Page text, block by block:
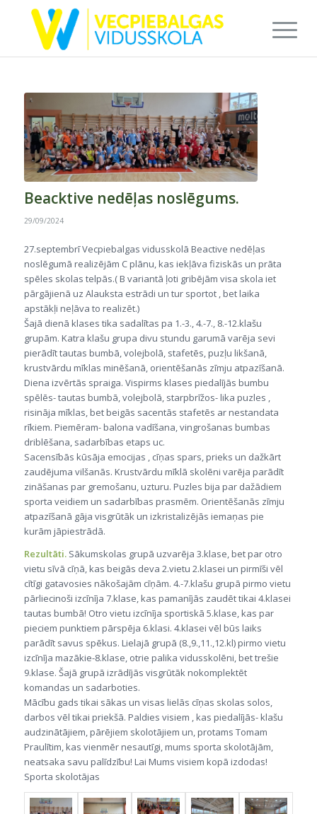
Beacktive nedēļas noslēgums.
29/09/2024
27.septembrī Vecpiebalgas vidusskolā Beactive nedēļas
noslēgumā realizējām C plānu, kas iekļāva fiziskās un prāta
spēles skolas telpās.( B variantā ļoti gribējām visa skola iet
pārgājienā uz Alauksta estrādi un tur sportot , bet laika
apstākļi neļāva to realizēt.)
Šajā dienā klases tika sadalītas pa 1.-3., 4.-7., 8.-12.klašu
grupām. Katra klašu grupa divu stundu garumā varēja sevi
pierādīt tautas bumbā, volejbolā, stafetēs, puzļu likšanā,
krustvārdu mīklas minēšanā, orientēšanās zīmju atpazīšanā.
Diena izvērtās spraiga. Vispirms klases piedalījās bumbu
spēlēs- tautas bumbā, volejbolā, starpbrīžos- lika puzles ,
risināja mīklas, bet beigās sacentās stafetēs ar nestandata
rīkiem. Piemēram- balona vadīšana, vingrošanas bumbas
driblēšana, sadarbības etaps uc.
Sacensībās kūsāja emocijas , cīņas spars, prieks un dažkārt
zaudējuma vilšanās. Krustvārdu mīklā skolēni varēja parādīt
zināšanas par gremošanu, uzturu. Puzles bija par dažādiem
sporta veidiem un sadarbības prasmēm. Orientēšanās zīmju
atpazīšanā gāja visgrūtāk un izkristalizējās iemaņas pie
kurām jāpiestrādā.
Rezultāti.Sākumskolas grupā uzvarēja 3.klase, bet par otro
vietu sīvā cīņā, kas beigās deva 2.vietu 2.klasei un pirmīši vēl
cītīgi gatavosies nākošajām cīņām. 4.-7.klašu grupā pirmo vietu
pārliecinoši izcīnīja 7.klase, kas pamanījās zaudēt tikai 4.klasei
tautas bumbā! Otro vietu izcīnīja sportiskā 5.klase, kas par
pieciem punktiem pārspēja 6.klasi. 4.klasei vēl būs laiks
parādīt savus spēkus. Lielajā grupā (8.,9.,11.,12.kl) pirmo vietu
izcīnīja mazākie-8.klase, otrie palika vidusskolēni, bet trešie
9.klase. Šajā grupā izrādījās visgrūtāk nokomplektēt
komandas un sadarboties.
Mācību gads tikai sākas un visas lielās cīņas skolas solos,
darbos vēl tikai priekšā. Paldies visiem , kas piedalījās- klašu
audzinātājiem, pārējiem skolotājiem un, protams Tomam
Praulītim, kas vienmēr nesautīgi, mums sporta skolotājām,
neatsaka savu palīdzību! Lai Mums visiem kopā izdodas!
Sporta skolotājas